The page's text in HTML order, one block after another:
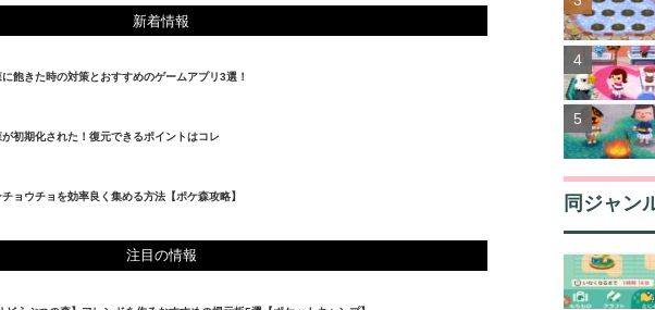
新着情報
飽きた時の対策とおすすめのゲームアプリ3選！
が初期化された！復元できるポイントはコレ
チョウチョを効率良く集める方法【ポケ森攻略】
注目の情報
同ジャン